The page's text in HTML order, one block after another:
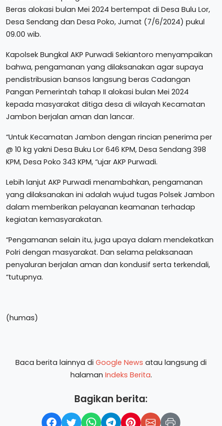
Beras alokasi bulan Mei 2024 bertempat di Desa Bulu Lor,
Desa Sendang dan Desa Poko, Jumat (7/6/2024) pukul
09.00 wib.
Kapolsek Bungkal AKP Purwadi Sekiantoro menyampaikan
bahwa, pengamanan yang dilaksanakan agar supaya
pendistribusian bansos langsung beras Cadangan
Pangan Pemerintah tahap II alokasi bulan Mei 2024
kepada masyarakat ditiga desa di wilayah Kecamatan
Jambon berjalan aman dan lancar.
“Untuk Kecamatan Jambon dengan rincian penerima per
@ 10 kg yakni Desa Buku Lor 646 KPM, Desa Sendang 398
KPM, Desa Poko 343 KPM, “ujar AKP Purwadi.
Lebih lanjut AKP Purwadi menambahkan, pengamanan
yang dilaksanakan ini adalah wujud tugas Polsek Jambon
dalam memberikan pelayanan keamanan terhadap
kegiatan kemasyarakatan.
“Pengamanan selain itu, juga upaya dalam mendekatkan
Polri dengan masyarakat. Dan selama pelaksanaan
penyaluran berjalan aman dan kondusif serta terkendali,
“tutupnya.
(humas)
Baca berita lainnya di Google News atau langsung di
halaman Indeks Berita.
Bagikan berita: